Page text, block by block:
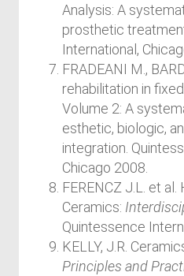
Analysis: A
prosthetic
International,
FRADEANI M.,
rehabilitation in
Volume 2: A
esthetic, biologic,
integration.
Chicago 2008.
FERENCZ J.L. et
Ceramics:
Quintessence
KELLY, J.R.
Principles and